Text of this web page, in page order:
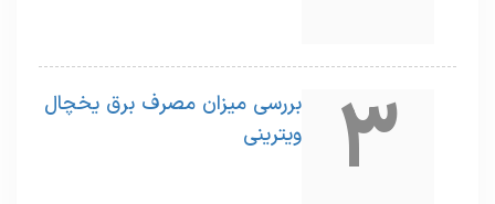
3
بررسی میزان مصرف برق یخچال
ویترینی